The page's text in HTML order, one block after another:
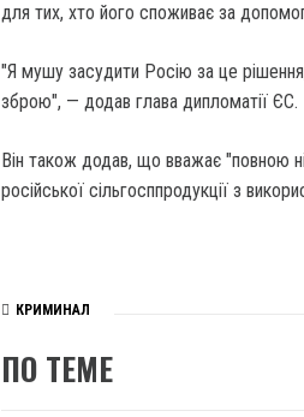
для тих, хто його споживає за
"Я мушу засудити Росію за це
зброю", — додав глава дипломатії ЄС.
Він також додав, що вважає "повною
російської сільгосппродукції з
КРИМИНАЛ
ПО ТЕМЕ